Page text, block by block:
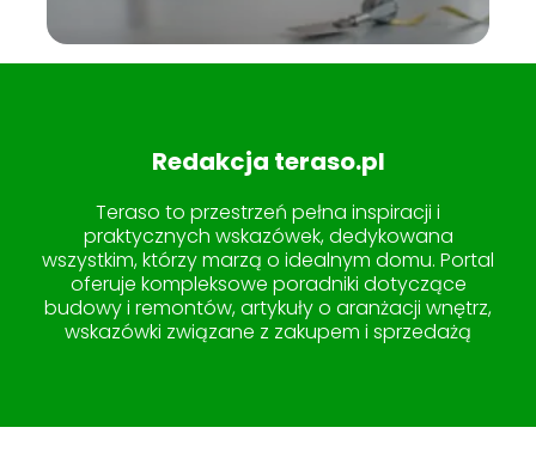
Redakcja teraso.pl
Teraso to przestrzeń pełna inspiracji i
praktycznych wskazówek, dedykowana
wszystkim, którzy marzą o idealnym domu. Portal
oferuje kompleksowe poradniki dotyczące
budowy i remontów, artykuły o aranżacji wnętrz,
wskazówki związane z zakupem i sprzedażą
domu jeszcze przyjemniejszym. Teraso to miejsce,